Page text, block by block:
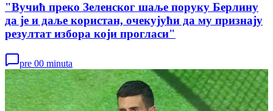
"Вучић преко Зеленског шаље поруку Берлину
да је и даље користан, очекујући да му признају
резултат избора који прогласи"
pre 00 minuta